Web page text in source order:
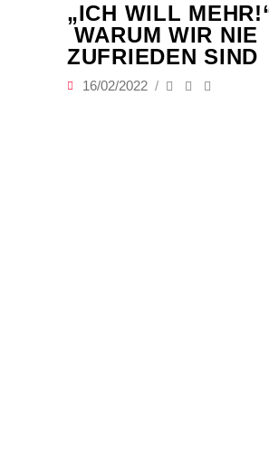
„ICH WILL
WARUM WIR NIE
ZUFRIEDEN SIND
16/02/2022